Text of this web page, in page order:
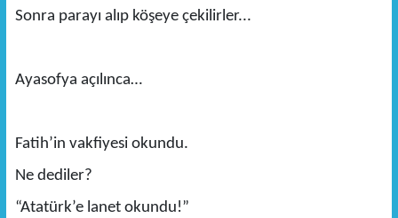
Sonra parayı alıp köşeye çekilirler...
Ayasofya açılınca…
Fatih’in vakfiyesi okundu.
Ne dediler?
“Atatürk’e lanet okundu!”